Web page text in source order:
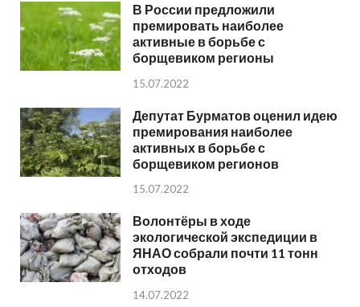
В России предложили
премировать наиболее
активные в борьбе с
борщевиком регионы
15.07.2022
Депутат Бурматов оценил идею
премирования наиболее
активных в борьбе с
борщевиком регионов
15.07.2022
Волонтёры в ходе
экологической экспедиции в
ЯНАО собрали почти 11 тонн
отходов
14.07.2022